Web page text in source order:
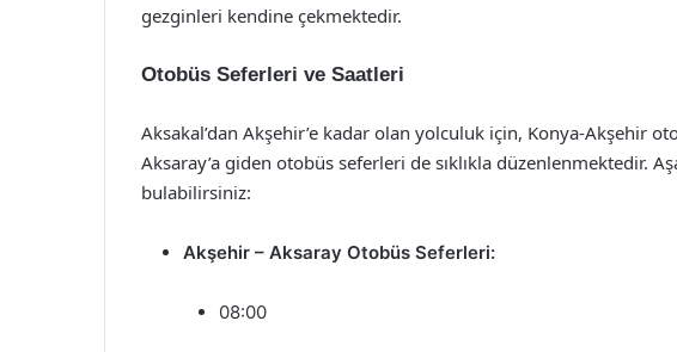
gezginleri kendine çekmektedir.
Otobüs Seferleri ve Saatleri
Aksakal’dan Akşehir’e kadar olan yolculuk için, Konya-Akşehir
Aksaray’a giden otobüs seferleri de sıklıkla düzenlenmektedir.
bulabilirsiniz:
Akşehir – Aksaray Otobüs Seferleri:
08:00